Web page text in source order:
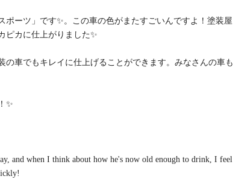
ーツ」です✨。この車の色がまたすごいんですよ！塗装屋
ピカに仕上がりました✨
車でもキレイに仕上げることができます。みなさんの車も
✨
and when I think about how he's now old enough to drink, I feel